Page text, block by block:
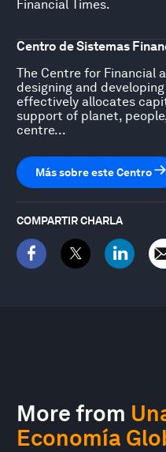
Financial Times.
Centro de Sistemas
The Centre for Financial
designing and
effectively allocates
support of planet,
centre...
Más sobre este Centro
COMPARTIR CHARLA
More from
Economía